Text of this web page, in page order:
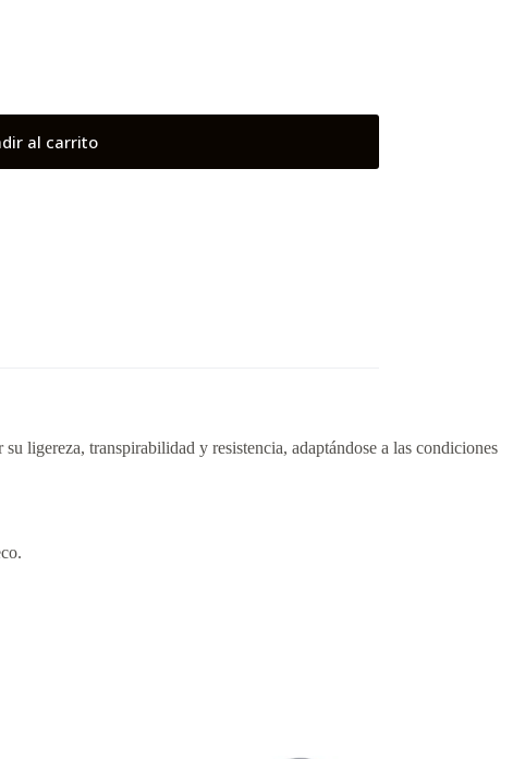
al carrito
su ligereza, transpirabilidad y resistencia, adaptándose a las condiciones